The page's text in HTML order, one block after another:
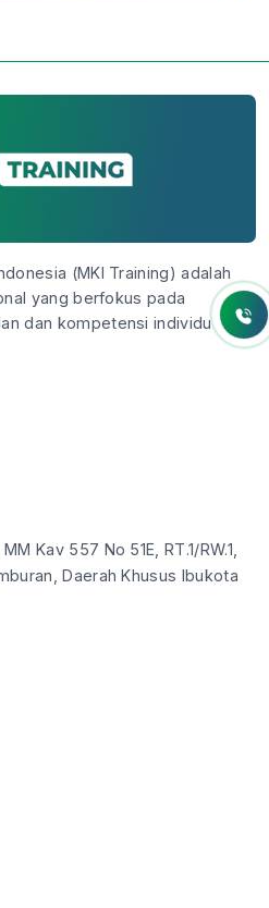
(MKI Training) adalah
yang berfokus pada
dan kompetensi individu
Kav 557 No 51E, RT.1/RW.1,
Daerah Khusus Ibukota